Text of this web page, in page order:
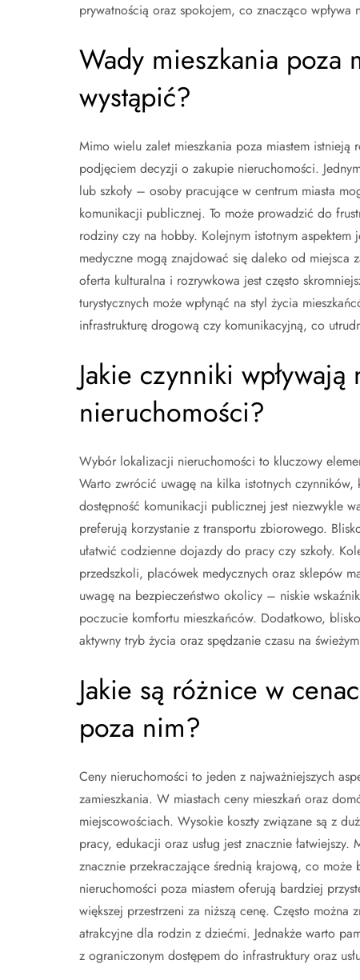
prywatnością oraz spokojem, co znacząco wpływa
Wady mieszkania
wystąpić?
Mimo wielu zalet mieszkania poza miastem
podjęciem decyzji o zakupie nieruchomości.
lub szkoły – osoby pracujące w centrum miasta
komunikacji publicznej. To może prowadzić do
rodziny czy na hobby. Kolejnym istotnym
medyczne mogą znajdować się daleko od miejsca
oferta kulturalna i rozrywkowa jest często
turystycznych może wpłynąć na styl życia
infrastrukturę drogową czy komunikacyjną, co
Jakie czynniki
nieruchomości?
Wybór lokalizacji nieruchomości to kluczowy
Warto zwrócić uwagę na kilka istotnych
dostępność komunikacji publicznej jest niezwykle
preferują korzystanie z transportu zbiorowego.
ułatwić codzienne dojazdy do pracy czy szkoły.
przedszkoli, placówek medycznych oraz sklepów
uwagę na bezpieczeństwo okolicy – niskie
poczucie komfortu mieszkańców. Dodatkowo,
aktywny tryb życia oraz spędzanie czasu na
Jakie są różnice w
poza nim?
Ceny nieruchomości to jeden z najważniejszych
zamieszkania. W miastach ceny mieszkań oraz
miejscowościach. Wysokie koszty związane są z
pracy, edukacji oraz usług jest znacznie
znacznie przekraczające średnią krajową, co
nieruchomości poza miastem oferują bardziej
większej przestrzeni za niższą cenę. Często
atrakcyjne dla rodzin z dziećmi. Jednakże warto
z ograniczonym dostępem do infrastruktury oraz